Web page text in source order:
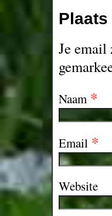
Je email
Naam *
Email *
Website